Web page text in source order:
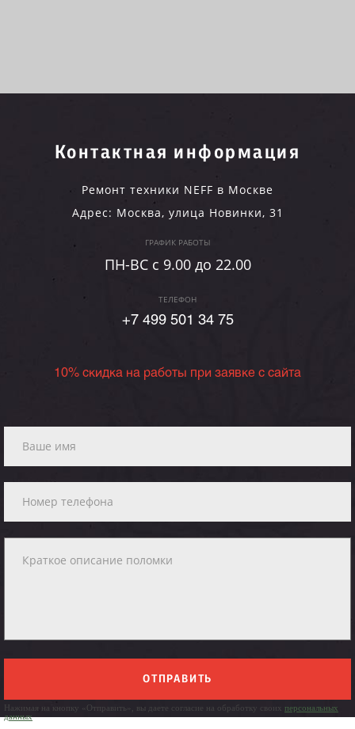
Контактная информация
Ремонт техники NEFF в Москве
Адрес: Москва, улица Новинки, 31
ГРАФИК РАБОТЫ
ПН-ВC c 9.00 до 22.00
ТЕЛЕФОН
+7 499 501 34 75
10% скидка на работы при заявке с сайта
ОТПРАВИТЬ
Нажимая на кнопку «Отправить», вы даете согласие на обработку своих персональных
данных